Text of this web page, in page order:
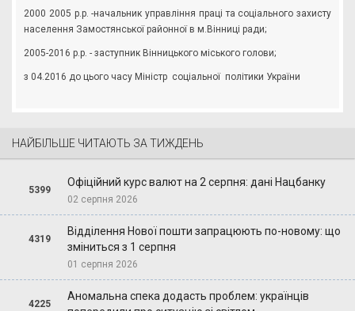
2000 2005 р.р. -начальник управління праці та соціального захисту
населення Замостянської районної в м.Вінниці ради;
2005-2016 р.р. - заступник Вінницького міського голови;
з 04.2016 до цього часу Міністр соціальної політики України
НАЙБІЛЬШЕ ЧИТАЮТЬ ЗА ТИЖДЕНЬ
5399
Офіційний курс валют на 2 серпня: дані Нацбанку
02 серпня 2026
4319
Відділення Нової пошти запрацюють по-новому: що
зміниться з 1 серпня
01 серпня 2026
4225
Аномальна спека додасть проблем: українців